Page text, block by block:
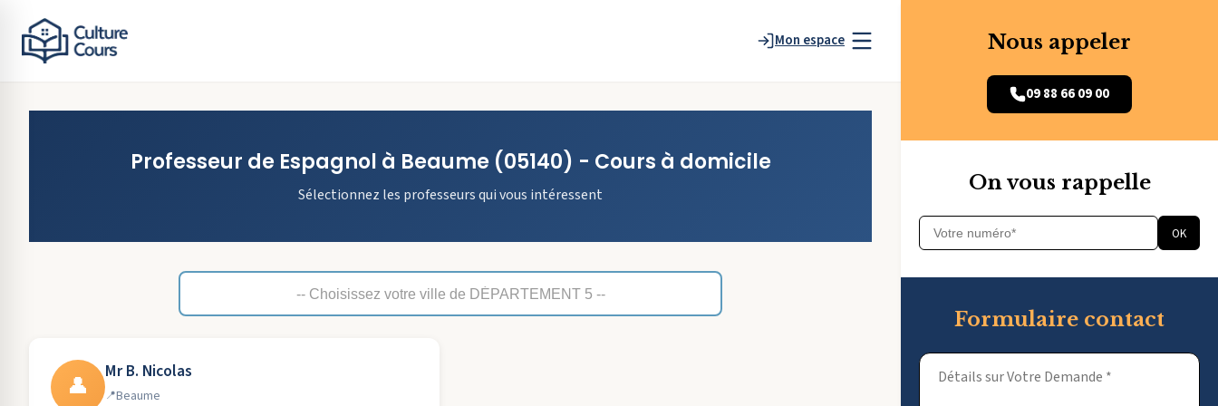
Mon espace
Professeur de Espagnol à Beaume (05140) - Cours à domicile
Sélectionnez les professeurs qui vous intéressent
👤 Mr B. Nicolas
Beaume
Nous appeler
09 88 66 09 00
On vous rappelle
OK
Formulaire contact